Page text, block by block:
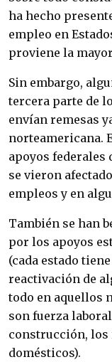
ha hecho
empleo en
proviene la
Sin embargo,
tercera parte de
envían remesas
norteamericana.
apoyos federales
se vieron
empleos y en
También se han
por los apoyos
(cada estado
reactivación de
todo en aquellos
son fuerza
construcción, los
domésticos).